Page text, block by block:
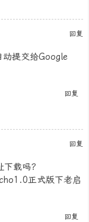
回复
动提交给Google
回复
回复
载吗？
正式版下老启
回复